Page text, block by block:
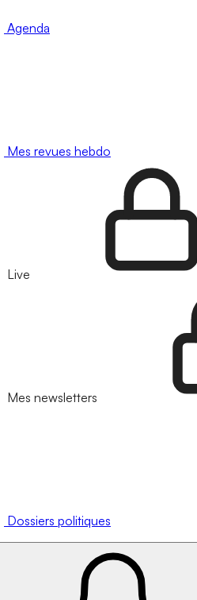
Agenda
Mes revues hebdo
Live
Mes newsletters
Dossiers politiques